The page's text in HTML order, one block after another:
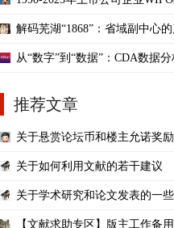
解码芜湖“1868”：省域副中心
从“数字”到“数据”：CDA数据
推荐文章
关于悬赏论坛币和楼主允诺奖
关于如何利用文献的若干建议
关于学术研究和论文发表的一
【文献求助专区】版主工作备